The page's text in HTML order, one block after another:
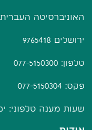
האוניברסיטה
ירושלים 9765418
טלפון: 077-5150300
פקס: 077-5150304
שעות מענה טלפוני: ימים